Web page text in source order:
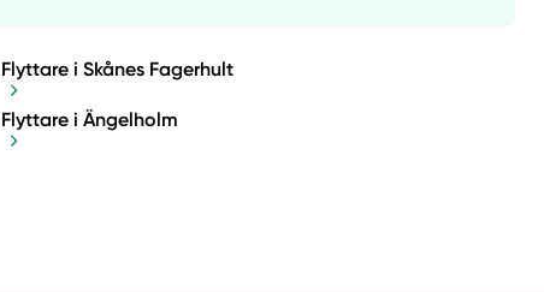
Flyttare i Skånes Fagerhult
Flyttare i Ängelholm